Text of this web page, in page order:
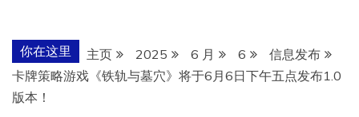
你在这里 主页 2025 6 月 6
信息发布
卡牌策略游戏《铁轨与墓穴》将于6月6日下午五点发布1.0
版本！